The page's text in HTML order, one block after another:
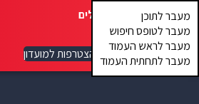
מעבר לתוכן
מעבר לטופס חיפוש
מעבר לראש העמוד
מעבר לתחתית העמוד
איפה אוכלים
הצטרפות למועדון